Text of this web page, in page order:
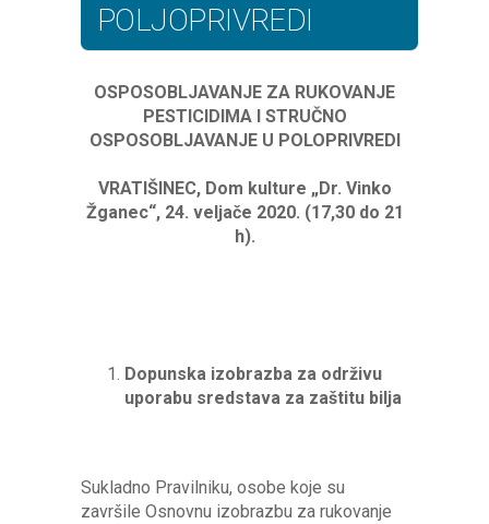
POLJOPRIVREDI
OSPOSOBLJAVANJE ZA RUKOVANJE
PESTICIDIMA I STRUČNO
OSPOSOBLJAVANJE U POLOPRIVREDI
VRATIŠINEC, Dom kulture „Dr. Vinko
Žganec“, 24. veljače 2020. (17,30 do 21
h).
Dopunska izobrazba za održivu
uporabu sredstava za zaštitu bilja
Sukladno Pravilniku, osobe koje su
završile Osnovnu izobrazbu za rukovanje